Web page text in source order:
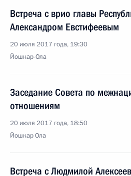
Встреча с врио главы
Александром Евстифеевым
20 июля 2017 года, 19:30
Йошкар-Ола
Заседание Совета по
отношениям
20 июля 2017 года, 18:50
Йошкар Ола
Встреча с Людмилой